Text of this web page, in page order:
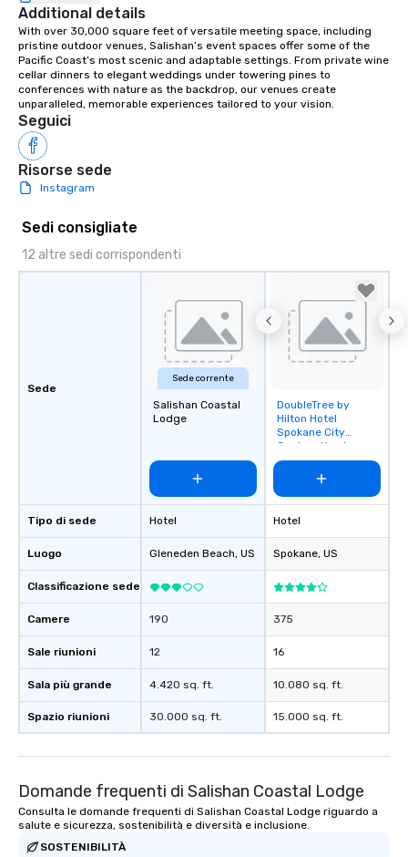
Additional details
With over 30,000 square feet of versatile meeting space, including
pristine outdoor venues, Salishan’s event spaces offer some of the
Pacific Coast’s most scenic and adaptable settings. From private wine
cellar dinners to elegant weddings under towering pines to
conferences with nature as the backdrop, our venues create
unparalleled, memorable experiences tailored to your vision.
Seguici
Risorse sede
Instagram
Sedi consigliate
12 altre sedi corrispondenti
Sede
Tipo di sede
Luogo
Classificazione sede
Camere
Sale riunioni
Sala più grande
Spazio riunioni
Sede corrente
Salishan Coastal
Lodge
Hotel
Gleneden Beach, US
190
12
4.420 sq. ft.
30.000 sq. ft.
Removed from
favorites
DoubleTree by
Hilton Hotel
Spokane City
Center- Newly
Renovated
Hotel
Spokane, US
375
16
10.080 sq. ft.
15.000 sq. ft.
Domande frequenti di Salishan Coastal Lodge
Consulta le domande frequenti di Salishan Coastal Lodge riguardo a
salute e sicurezza, sostenibilità e diversità e inclusione.
SOSTENIBILITÀ